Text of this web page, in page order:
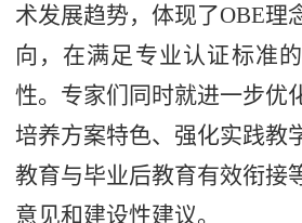
术发展趋势，体现了OBE理
向，在满足专业认证标准
性。专家们同时就进一步优
培养方案特色、强化实践教
教育与毕业后教育有效衔接
意见和建设性建议。